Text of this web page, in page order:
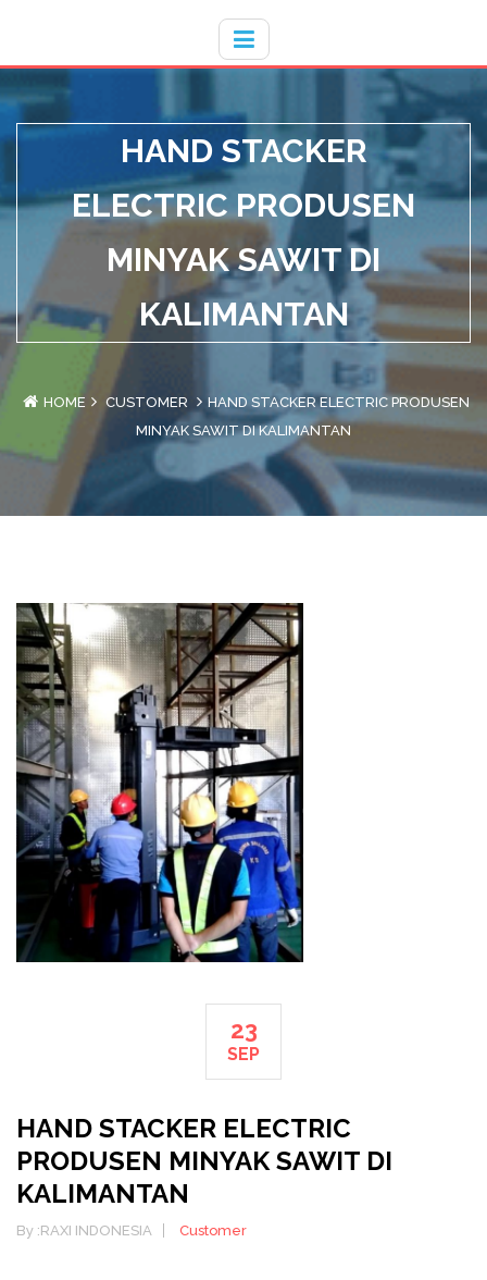
HAND STACKER
ELECTRIC PRODUSEN
MINYAK SAWIT DI
KALIMANTAN
HOME CUSTOMER
HAND STACKER ELECTRIC PRODUSEN
MINYAK SAWIT DI KALIMANTAN
23
SEP
HAND STACKER ELECTRIC
PRODUSEN MINYAK SAWIT DI
KALIMANTAN
By :RAXI INDONESIA Customer